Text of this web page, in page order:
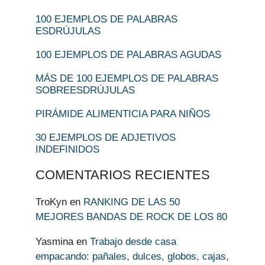
100 EJEMPLOS DE PALABRAS
ESDRÚJULAS
100 EJEMPLOS DE PALABRAS AGUDAS
MÁS DE 100 EJEMPLOS DE PALABRAS
SOBREESDRÚJULAS
PIRÁMIDE ALIMENTICIA PARA NIÑOS
30 EJEMPLOS DE ADJETIVOS
INDEFINIDOS
COMENTARIOS RECIENTES
TroKyn en RANKING DE LAS 50
MEJORES BANDAS DE ROCK DE LOS 80
Yasminaen Trabajo desde casa
empacando: pañales, dulces, globos, cajas,